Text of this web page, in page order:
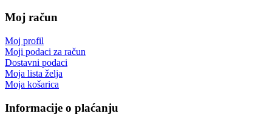
Moj račun
Moj profil
Moji podaci za račun
Dostavni podaci
Moja lista želja
Moja košarica
Informacije o plaćanju